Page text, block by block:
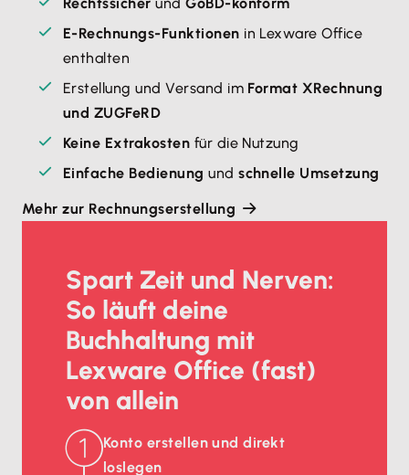
E-Rechnungs-Funktionen in Lexware Office
enthalten
Erstellung und Versand im Format XRechnung
und ZUGFeRD
Keine Extrakosten für die Nutzung
Einfache Bedienung undschnelle Umsetzung
Mehr zur Rechnungserstellung
Spart Zeit und Nerven:
So läuft deine
Buchhaltung mit
Lexware Office (fast)
von allein
Konto erstellen und direkt
loslegen